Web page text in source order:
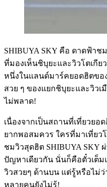
SHIBUYA SKY คือ ดาดฟ้าชม
ที่มองเห็นชิบุยะและวิวโตเกีย
หนึ่งในแลนด์มาร์คยอดฮิตขอ
สวย ๆ ของแยกชิบุยะและวิวเ
ไม่พลาด!
เนื่องจากเป็นสถานที่เที่ยวยอ
ยากพอสมควร ใครที่มาเที่ยว
ชมวิวสุดฮิต SHIBUYA SKY
ปัญหาเดียวกัน นั่นก็คือตั๋วเต็
วิวสวยๆ ด้านบน แต่รู้หรือไม่
หลายคนยังไม่รู้!